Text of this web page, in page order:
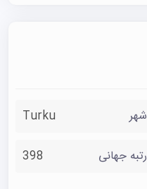
شهر Turku
رتبه جهانی 398